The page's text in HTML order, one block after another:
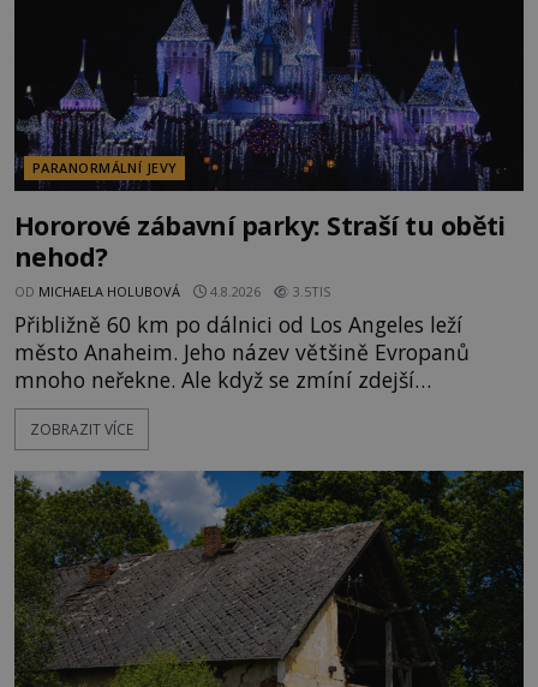
PARANORMÁLNÍ JEVY
Hororové zábavní parky: Straší tu oběti
nehod?
OD MICHAELA HOLUBOVÁ 4.8.2026 3.5TIS
Přibližně 60 km po dálnici od Los Angeles leží
město Anaheim. Jeho název většině Evropanů
mnoho neřekne. Ale když se zmíní zdejší
Disneyland, je hned jasno. Zábavní park vyroste na
poklidném místě bývalého sadu pomerančovníků.
kolem 17 000 000 zábavychtivých lidí ročně. A ač je
velká snaha to utajit, někteří z
ZOBRAZIT VÍCE